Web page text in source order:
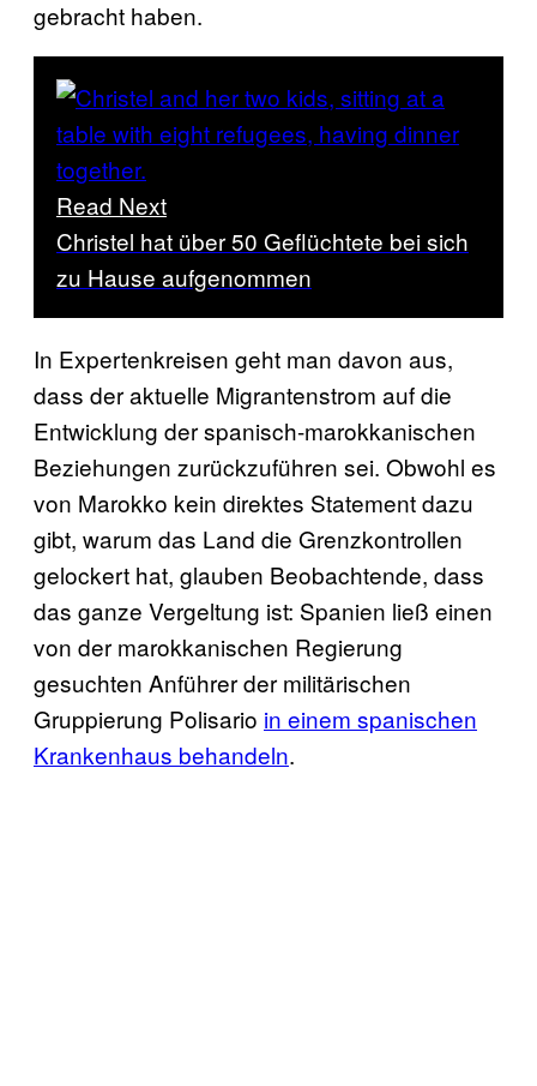
gebracht haben.
Read Next
Christel hat über 50 Geflüchtete bei sich
zu Hause aufgenommen
In Expertenkreisen geht man davon aus,
dass der aktuelle Migrantenstrom auf die
Entwicklung der spanisch-marokkanischen
Beziehungen zurückzuführen sei. Obwohl es
von Marokko kein direktes Statement dazu
gibt, warum das Land die Grenzkontrollen
gelockert hat, glauben Beobachtende, dass
das ganze Vergeltung ist: Spanien ließ einen
von der marokkanischen Regierung
gesuchten Anführer der militärischen
Gruppierung Polisario in einem spanischen
Krankenhaus behandeln.